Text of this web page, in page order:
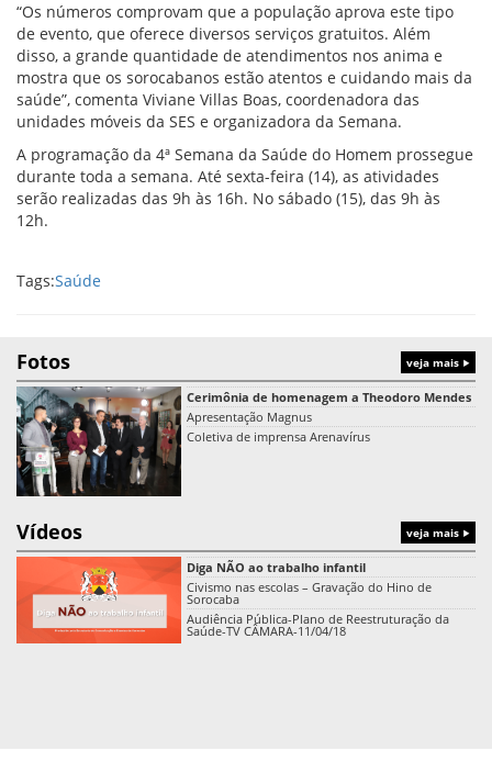
“Os números comprovam que a população aprova este tipo
de evento, que oferece diversos serviços gratuitos. Além
disso, a grande quantidade de atendimentos nos anima e
mostra que os sorocabanos estão atentos e cuidando mais da
saúde”, comenta Viviane Villas Boas, coordenadora das
unidades móveis da SES e organizadora da Semana.
A programação da 4ª Semana da Saúde do Homem prossegue
durante toda a semana. Até sexta-feira (14), as atividades
serão realizadas das 9h às 16h. No sábado (15), das 9h às
12h.
Tags:Saúde
Fotos veja mais
Cerimônia de homenagem a Theodoro Mendes
Apresentação Magnus
Coletiva de imprensa Arenavírus
Vídeos veja mais
Diga NÃO ao trabalho infantil
Civismo nas escolas – Gravação do Hino de
Sorocaba
Audiência Pública-Plano de Reestruturação da
Saúde-TV CÂMARA-11/04/18